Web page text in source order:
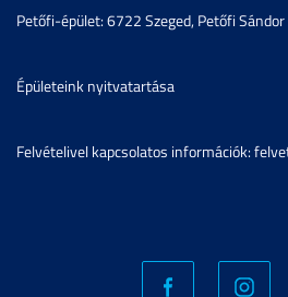
Petőfi-épület: 6722 Szeged, Petőfi
Épületeink nyitvatartása
Felvételivel kapcsolatos információk: